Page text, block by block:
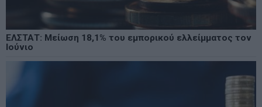
ΕΛΣΤΑΤ: Μείωση 18,1% του εμπορικού ελλείμματος τον
Ιούνιο